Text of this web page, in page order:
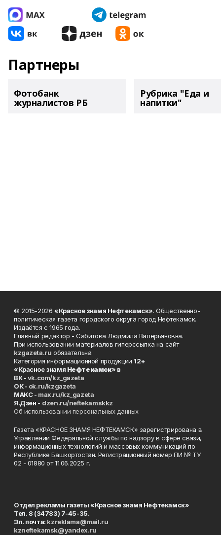
Партнеры
Фотобанк
журналистов РБ
Рубрика "Еда и
напитки"
© 2015-2026 «Красное знамя Нефтекамск». Общественно-
политическая газета городского округа город Нефтекамск.
Издаётся с 1965 года.
Главный редактор - Сабитова Людмила Валерьяновна.
При использовании материалов гиперссылка на сайт
kzgazeta.ru обязательна.
Категория информационной продукции 12+
«Красное знамя Нефтекамск» в
ВК -vk.com/kz_gazeta
ОК - ok.ru/kzgazeta
MAKC - max.ru/kz_gazeta
Я.Дзен - dzen.ru/neftekamskkz
Об использовании персональных данных
Газета «КРАСНОЕ ЗНАМЯ НЕФТЕКАМСК» зарегистрирована в
Управлении Федеральной службы по надзору в сфере связи,
информационных технологий и массовых коммуникаций по
Республике Башкортостан. Регистрационный номер ПИ № ТУ
02 - 01880 от 11.06.2025 г.
Отдел рекламы газеты «Красное знамя Нефтекамск»
Тел. 8 (34783) 7-45-35.
Эл. почта: kzreklama@mail.ru
kzneftekamsk@yandex.ru